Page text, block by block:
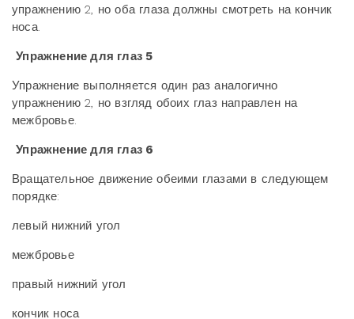
упражнению 2, но оба глаза должны смотреть на кончик
носа.
Упражнение для глаз 5
Упражнение выполняется один раз аналогично
упражнению 2, но взгляд обоих глаз направлен на
межбровье.
Упражнение для глаз 6
Вращательное движение обеими глазами в следующем
порядке:
левый нижний угол
межбровье
правый нижний угол
кончик носа